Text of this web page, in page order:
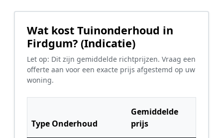
Wat kost Tuinonderhoud in
Firdgum? (Indicatie)
Let op: Dit zijn gemiddelde richtprijzen. Vraag een
offerte aan voor een exacte prijs afgestemd op uw
woning.
Type Onderhoud
Gemiddelde
prijs